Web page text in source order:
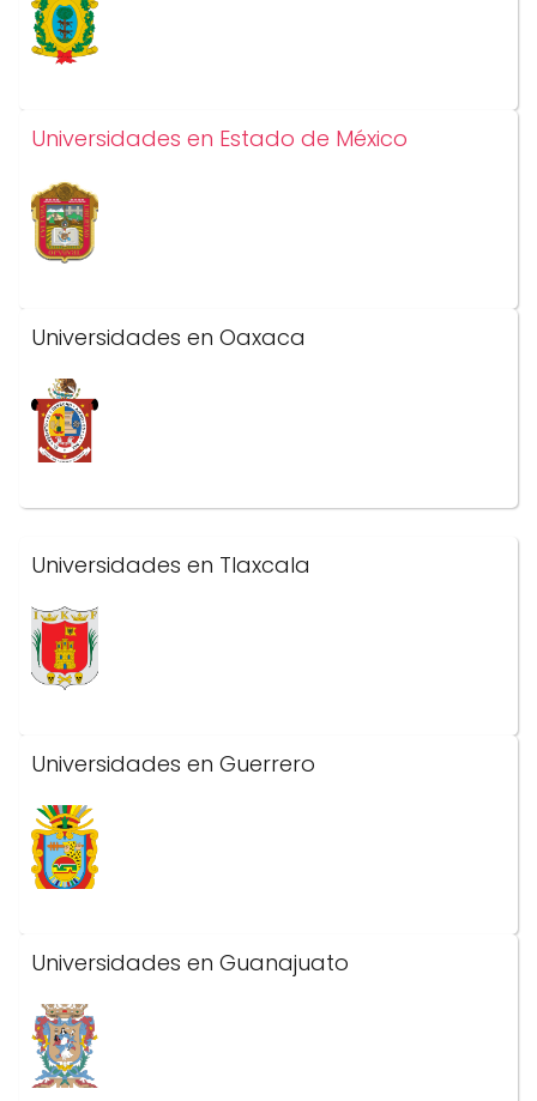
Universidades en Estado de México
Universidades en Oaxaca
Universidades en Tlaxcala
Universidades en Guerrero
Universidades en Guanajuato